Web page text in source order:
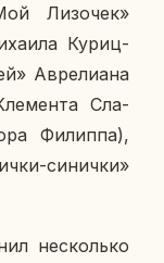
Ли­зо­чек»
Ку­риц­
Авре­ли­а­на
Сла­
Фи­лип­па),
си­нич­ки»
несколь­ко